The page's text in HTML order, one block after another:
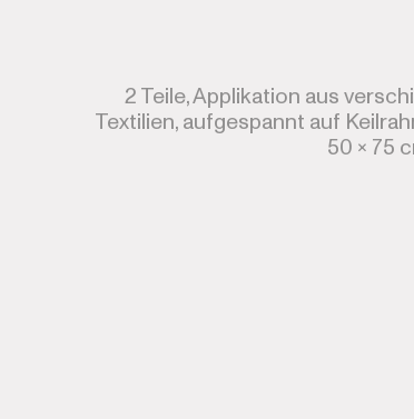
2 Teile, Applikation aus
Textilien, aufgespannt auf
50 x 75